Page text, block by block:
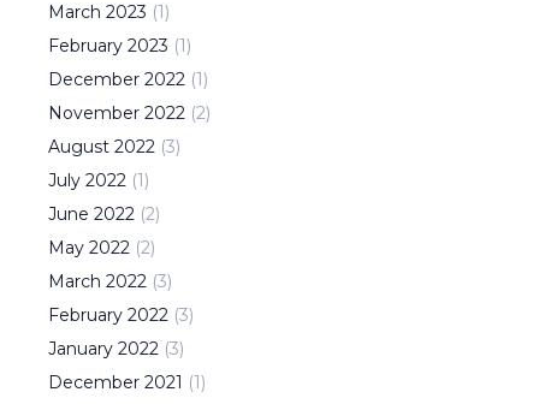
March 2023 (1)
February 2023 (1)
December 2022 (1)
November 2022 (2)
August 2022 (3)
July 2022 (1)
June 2022 (2)
May 2022 (2)
March 2022 (3)
February 2022 (3)
January 2022 (3)
December 2021 (1)